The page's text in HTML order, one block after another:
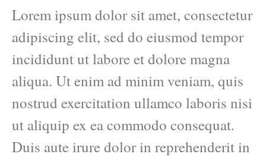
Lorem ipsum dolor sit amet, consectetur
adipiscing elit, sed do eiusmod tempor
incididunt ut labore et dolore magna
aliqua. Ut enim ad minim veniam, quis
nostrud exercitation ullamco laboris nisi
ut aliquip ex ea commodo consequat.
Duis aute irure dolor in reprehenderit in